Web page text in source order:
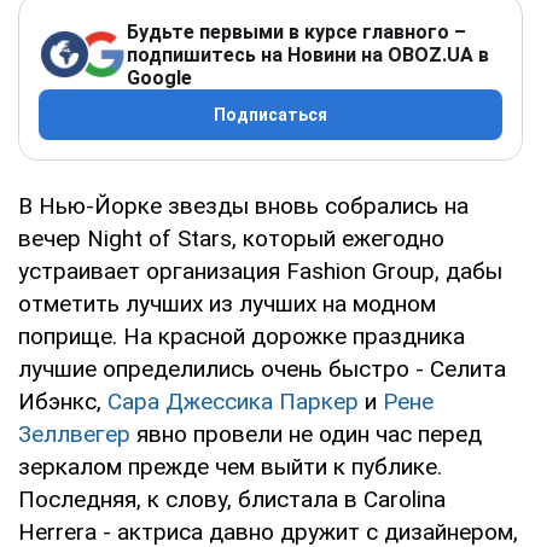
Будьте первыми в курсе главного –
подпишитесь на Новини на OBOZ.UA в
Google
Подписаться
В Нью-Йорке звезды вновь собрались на
вечер Night of Stars, который ежегодно
устраивает организация Fashion Group, дабы
отметить лучших из лучших на модном
поприще. На красной дорожке праздника
лучшие определились очень быстро - Селита
Ибэнкс, Сара Джессика Паркер и Рене
Зеллвегер явно провели не один час перед
зеркалом прежде чем выйти к публике.
Последняя, к слову, блистала в Carolina
Herrera - актриса давно дружит с дизайнером,